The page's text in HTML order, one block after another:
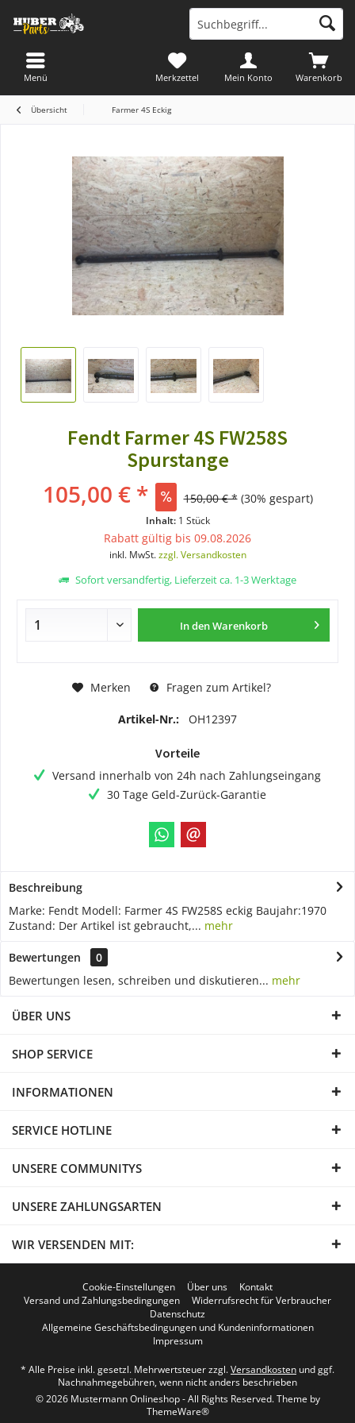
Warenkorb
Merkzettel Mein Konto
Menü
Übersicht Farmer 4S Eckig
Fendt Farmer 4S FW258S
Spurstange
105,00 € * 150,00 € * (30% gespart)
Inhalt: 1 Stück
Rabatt gültig bis 09.08.2026
inkl. MwSt.zzgl. Versandkosten
Sofort versandfertig, Lieferzeit ca. 1-3 Werktage
In denWarenkorb
Merken Fragen zum Artikel?
Artikel-Nr.: OH12397
Vorteile
Versand innerhalb von 24h nach Zahlungseingang
30 Tage Geld-Zurück-Garantie
Beschreibung
Marke: Fendt Modell: Farmer 4S FW258S eckig Baujahr:1970
Zustand: Der Artikel ist gebraucht,... mehr
Bewertungen
0
Bewertungen lesen, schreiben und diskutieren... mehr
ÜBER UNS
SHOP SERVICE
INFORMATIONEN
SERVICE HOTLINE
UNSERE COMMUNITYS
UNSERE ZAHLUNGSARTEN
WIR VERSENDEN MIT:
Cookie-Einstellungen Über uns
Kontakt
Versand und Zahlungsbedingungen
Widerrufsrecht für Verbraucher
Datenschutz
Allgemeine Geschäftsbedingungen und Kundeninformationen
Impressum
* Alle Preise inkl. gesetzl. Mehrwertsteuer zzgl.Versandkosten und ggf.
Nachnahmegebühren, wenn nicht anders beschrieben
© 2026 Mustermann Onlineshop - All Rights Reserved. Theme by
ThemeWare®